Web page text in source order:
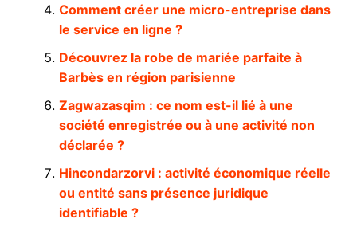
Comment créer une micro-entreprise dans
le service en ligne ?
Découvrez la robe de mariée parfaite à
Barbès en région parisienne
Zagwazasqim : ce nom est-il lié à une
société enregistrée ou à une activité non
déclarée ?
Hincondarzorvi : activité économique réelle
ou entité sans présence juridique
identifiable ?